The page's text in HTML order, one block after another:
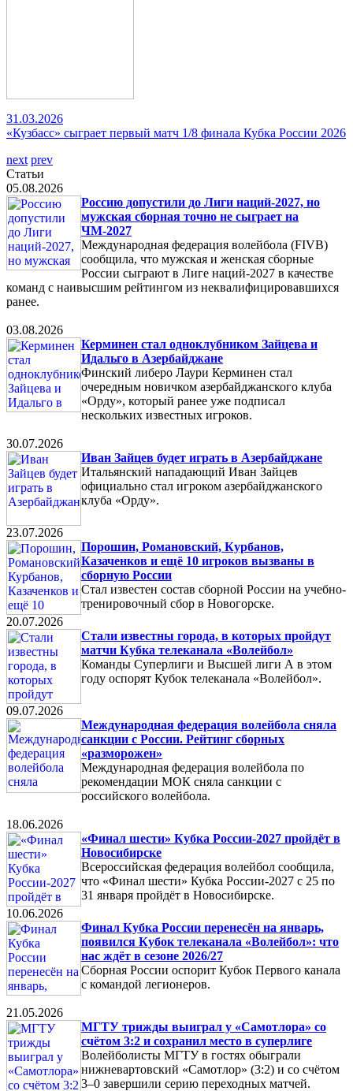
31.03.2026
«Кузбасс» сыграет первый матч 1/8 финала Кубка России 2026
next prev
Статьи
05.08.2026
Россию допустили до Лиги наций-2027, но
мужская сборная точно не сыграет на
ЧМ-2027
Международная федерация волейбола (FIVB)
сообщила, что мужская и женская сборные
России сыграют в Лиге наций-2027 в качестве
команд с наивысшим рейтингом из неквалифицировавшихся
ранее.
03.08.2026
Керминен стал одноклубником Зайцева и
Идальго в Азербайджане
Финский либеро Лаури Керминен стал
очередным новичком азербайджанского клуба
«Орду», который ранее уже подписал
нескольких известных игроков.
30.07.2026
Иван Зайцев будет играть в Азербайджане
Итальянский нападающий Иван Зайцев
официально стал игроком азербайджанского
клуба «Орду».
23.07.2026
Порошин, Романовский, Курбанов,
Казаченков и ещё 10 игроков вызваны в
сборную России
Стал известен состав сборной России на учебно-
тренировочный сбор в Новогорске.
20.07.2026
Стали известны города, в которых пройдут
матчи Кубка телеканала «Волейбол»
Команды Суперлиги и Высшей лиги А в этом
году оспорят Кубок телеканала «Волейбол».
09.07.2026
Международная федерация волейбола сняла
санкции с России. Рейтинг сборных
«разморожен»
Международная федерация волейбола по
рекомендации МОК сняла санкции с
российского волейбола.
18.06.2026
«Финал шести» Кубка России-2027 пройдёт в
Новосибирске
Всероссийская федерация волейбол сообщила,
что «Финал шести» Кубка России-2027 с 25 по
31 января пройдёт в Новосибирске.
10.06.2026
Финал Кубка России перенесён на январь,
появился Кубок телеканала «Волейбол»: что
нас ждёт в сезоне 2026/27
Сборная России оспорит Кубок Первого канала
с командой легионеров.
21.05.2026
МГТУ трижды выиграл у «Самотлора» со
счётом 3:2 и сохранил место в суперлиге
Волейболисты МГТУ в гостях обыграли
нижневартовский «Самотлор» (3:2) и со счётом
3–0 завершили серию переходных матчей.